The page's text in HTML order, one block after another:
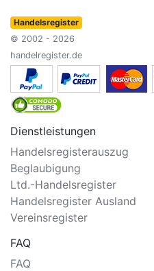
Handelsregister
© 2002 - 2026
handelregister.de
Dienstleistungen
Handelsregisterauszug
Beglaubigung
Ltd.-Handelsregister
Handelsregister Ausland
Vereinsregister
FAQ
FAQ